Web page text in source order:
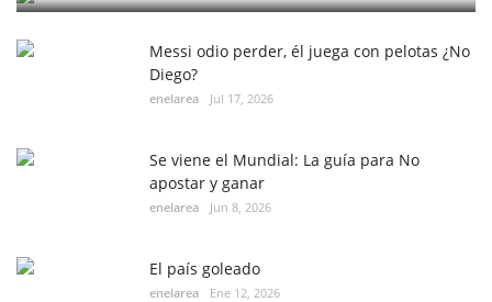
Messi odio perder, él juega con pelotas ¿No
Diego?
enelarea Jul 17, 2026
Se viene el Mundial: La guía para No
apostar y ganar
enelarea Jun 8, 2026
El país goleado
enelarea Ene 12, 2026